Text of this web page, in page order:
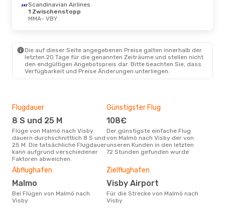
Scandinavian Airlines
1 Zwischenstopp
MMA- VBY
Die auf dieser Seite angegebenen Preise galten innerhalb der
letzten 20 Tage für die genannten Zeiträume und stellen nicht
den endgültigen Angebotspreis dar. Bitte beachten Sie, dass
Verfügbarkeit und Preise Änderungen unterliegen.
Flugdauer
8 S und 25 M
Flüge von Malmö nach Visby
dauern durchschnittlich 8 S und
25 M. Die tatsächliche Flugdauer
kann aufgrund verschiedener
Faktoren abweichen.
Günstigster Flug
108€
Der günstigste einfache Flug
von Malmö nach Visby der von
unseren Kunden in den letzten
72 Stunden gefunden wurde
Abflughafen
Malmo
Bei Flügen von Malmö nach
Visby
Zielflughafen
Visby Airport
Für die Strecke von Malmö nach
Visby